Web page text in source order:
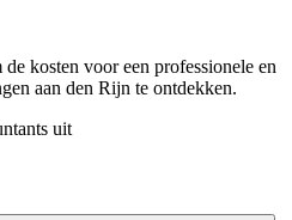
kosten voor een professionele en
aan den Rijn te ontdekken.
uit